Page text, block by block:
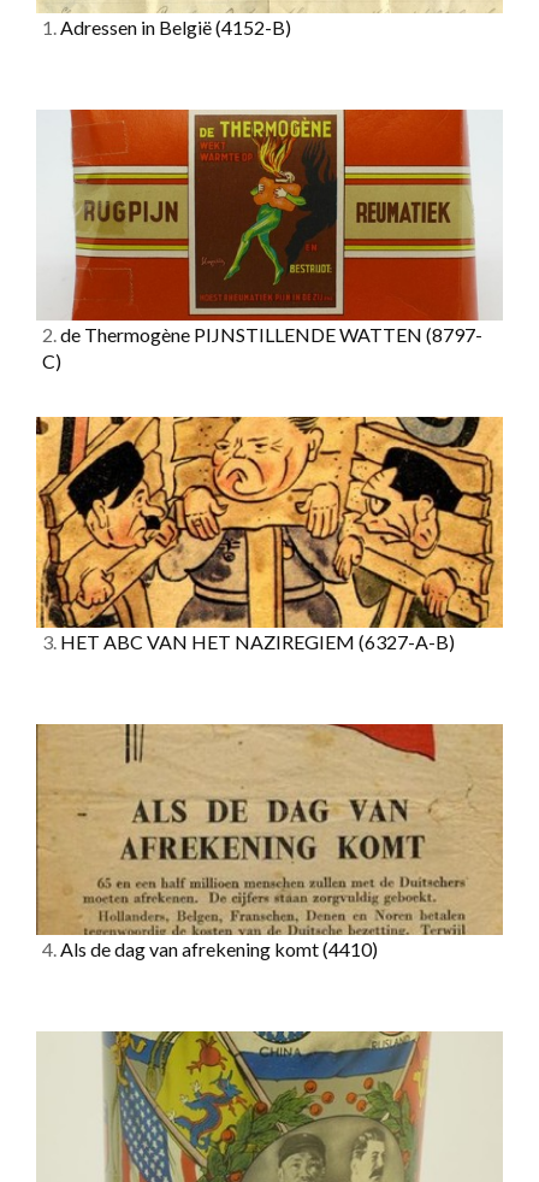
1.Adressen in België(4152-B)
2.de Thermogène PIJNSTILLENDE WATTEN (8797-
C)
3. HET ABC VAN HET NAZIREGIEM (6327-A-B)
4.Als de dag van afrekening komt(4410)